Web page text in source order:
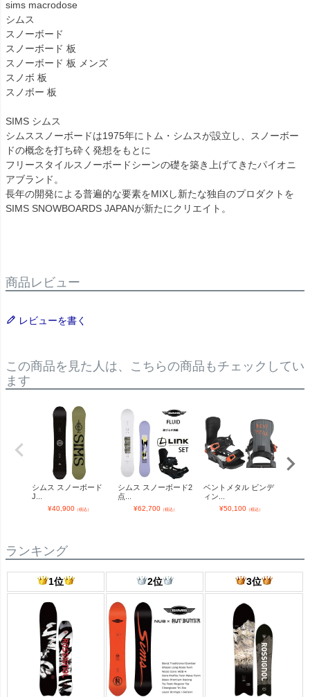
sims macrodose
シムス
スノーボード
スノーボード 板
スノーボード 板 メンズ
スノボ 板
スノボー 板
SIMS シムス
シムススノーボードは1975年にトム・シムスが設立し、スノーボー
ドの概念を打ち砕く発想をもとに
フリースタイルスノーボードシーンの礎を築き上げてきたパイオニ
アブランド。
長年の開発による普遍的な要素をMIXし新たな独自のプロダクトを
SIMS SNOWBOARDS JAPANが新たにクリエイト。
商品レビュー
レビューを書く
この商品を見た人は、こちらの商品もチェックしてい
ます
シムス スノーボード
J...
¥40,900（税込）
シムス スノーボード2
点...
¥62,700（税込）
ベントメタル ビンデ
ィン...
¥50,100（税込）
ランキング
1位 2位 3位